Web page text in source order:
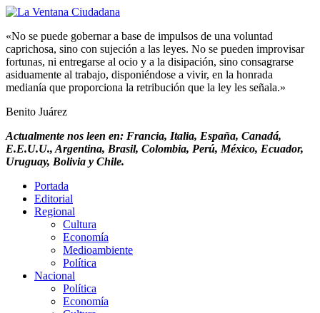
«No se puede gobernar a base de impulsos de una voluntad
caprichosa, sino con sujeción a las leyes. No se pueden improvisar
fortunas, ni entregarse al ocio y a la disipación, sino consagrarse
asiduamente al trabajo, disponiéndose a vivir, en la honrada
medianía que proporciona la retribución que la ley les señala.»
Benito Juárez
Actualmente nos leen en: Francia, Italia, España, Canadá,
E.E.U.U., Argentina, Brasil, Colombia, Perú, México, Ecuador,
Uruguay, Bolivia y Chile.
Portada
Editorial
Regional
Cultura
Economía
Medioambiente
Política
Nacional
Política
Economía